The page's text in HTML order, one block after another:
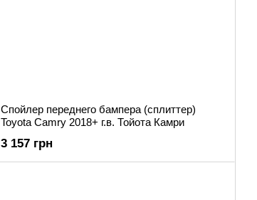
Спойлер переднего бампера (сплиттер)
Toyota Camry 2018+ г.в. Тойота Камри
3 157 грн